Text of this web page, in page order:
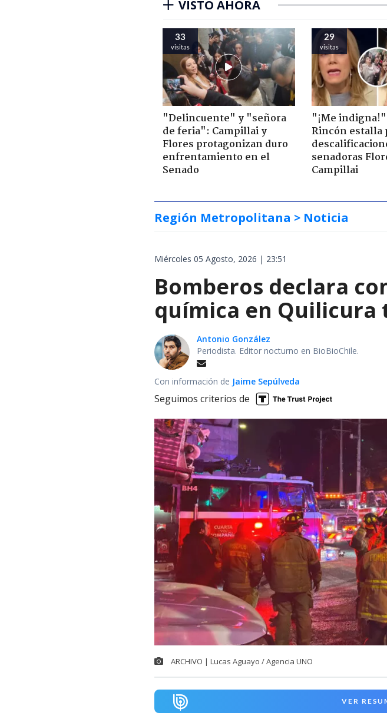
VISTO AHORA
33
visitas
"Delincuente" y "señora
de feria": Campillai y
Flores protagonizan duro
enfrentamiento en el
Senado
29
visitas
"¡Me
Rincón estalla
senadoras
Campillai
Región Metropolitana > Noticia
Miércoles 05 Agosto, 2026 | 23:51
Bomberos declara
química en Quilicura
Antonio González
Periodista. Editor nocturno en BioBioChile.
Con información de Jaime Sepúlveda
Seguimos criterios de
ARCHIVO | Lucas Aguayo / Agencia UNO
VER